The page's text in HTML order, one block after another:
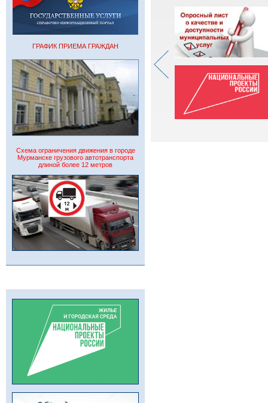
ГРАФИК ПРИЕМА ГРАЖДАН
Схема ограничения движения в городе
Мурманске грузового автотранспорта
длиной более 12 метров